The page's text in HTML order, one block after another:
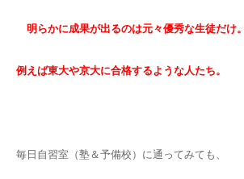
明らかに成果が出るのは元々優秀な生徒だけ。
例えば東大や京大に合格するような人たち。
毎日自習室（塾＆予備校）に通ってみても、